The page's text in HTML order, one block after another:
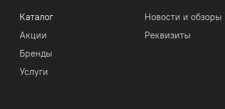
Каталог
Акции
Бренды
Услуги
Новости и обзоры
Реквизиты